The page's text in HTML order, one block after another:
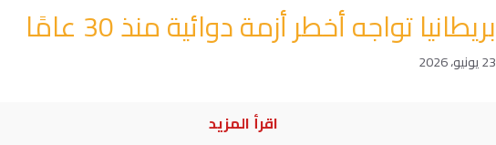
بريطانيا تواجه أخطر أزمة دوائية منذ 30 عامًا
23 يونيو، 2026
اقرأ المزيد